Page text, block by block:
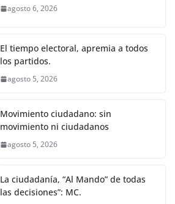
A
p
n
er
agosto 6, 2026
El tiempo electoral, apremia a todos
los partidos.
agosto 5, 2026
Movimiento ciudadano: sin
movimiento ni ciudadanos
agosto 5, 2026
La ciudadanía, “Al Mando” de todas
las decisiones”: MC.